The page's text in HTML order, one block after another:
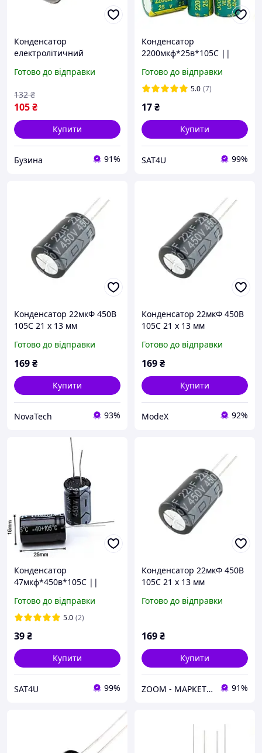
Конденсатор
електролітичний
400В 105С buzyna
Готово до відправки
105₴
132 ₴
Купити
Бузина 91%
Конденсатор
2200мкф*25в*105С ||
Готово до відправки
5.0 (7)
17₴
Купити
SAT4U 99%
Конденсатор 22мкФ 450В
105С 21 х 13 мм
Готово до відправки
169₴
Купити
NovaTech 93%
Конденсатор 22мкФ 450В
105С 21 х 13 мм
Готово до відправки
169₴
Купити
ModeX 92%
Конденсатор
47мкф*450в*105С ||
Готово до відправки
5.0 (2)
39₴
Купити
SAT4U 99%
Конденсатор 22мкФ 450В
105С 21 х 13 мм
Готово до відправки
169₴
Купити
ZOOM - МАРКЕТ ЦИФРОВОЇ ТЕХНІКИ 91%